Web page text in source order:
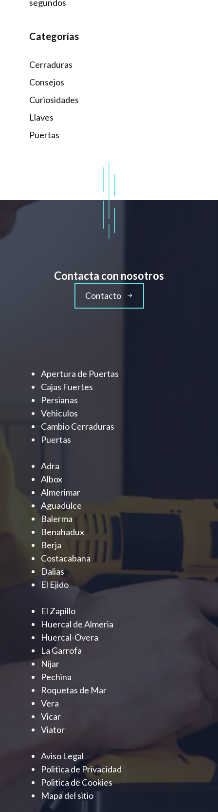
segundos
Categorías
Cerraduras
Consejos
Curiosidades
Llaves
Puertas
Contacta con nosotros
Contacto
Apertura de Puertas
Cajas Fuertes
Persianas
Vehiculos
Cambio Cerraduras
Puertas
Adra
Albox
Almerimar
Aguadulce
Balerma
Benahadux
Berja
Costacabana
Dalias
El Ejido
El Zapillo
Huercal de Almeria
Huercal-Overa
La Garrofa
Nijar
Pechina
Roquetas de Mar
Vera
Vicar
Viator
Aviso Legal
Politica de Privacidad
Politica de Cookies
Mapa del sitio